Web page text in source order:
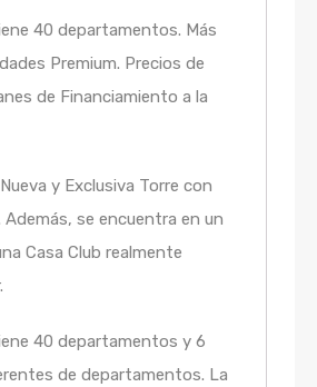
40 departamentos. Más
Premium. Precios de
de Financiamiento a la
y Exclusiva Torre con
Además, se encuentra en un
Casa Club realmente
40 departamentos y 6
de departamentos. La